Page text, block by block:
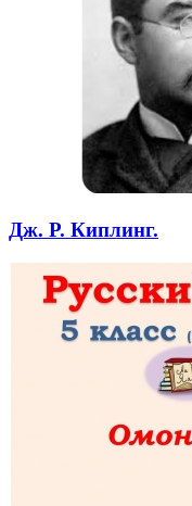
Дж. Р. Киплинг.